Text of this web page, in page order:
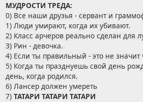
МУДРОСТИ ТРЕДА:
0) Все наши друзья - сервант и
1) Люди умирают, когда их убивают.
2) Класс арчеров реально сделан для
3) Рин - девочка.
4) Если ты правильный - это не значит
5) Когда ты празднуешь свой день
день, когда родился.
6) Лансер должен умереть
7) ТАТАРИ ТАТАРИ ТАТАРИ